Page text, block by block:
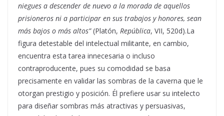
niegues a descender de nuevo a la morada de aquellos
prisioneros ni a participar en sus trabajos y honores, sean
más bajos o más altos”(Platón, República, VII, 520d).La
figura detestable del intelectual militante, en cambio,
encuentra esta tarea innecesaria o incluso
contraproducente, pues su comodidad se basa
precisamente en validar las sombras de la caverna que le
otorgan prestigio y posición. Él prefiere usar su intelecto
para diseñar sombras más atractivas y persuasivas,